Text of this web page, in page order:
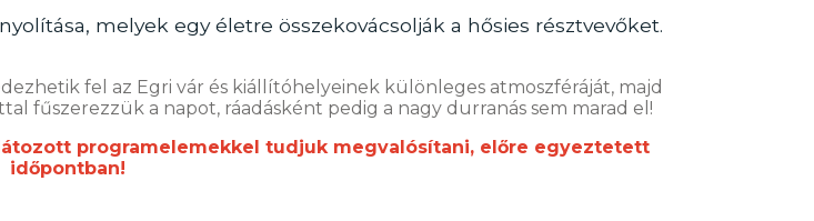
melyek egy életre összekovácsolják a hősies résztvevőket.
fel az Egri vár és kiállítóhelyeinek különleges atmoszféráját, majd
fűszerezzük a napot, ráadásként pedig a nagy durranás sem marad el!
programelemekkel tudjuk megvalósítani, előre egyeztetett
időpontban!